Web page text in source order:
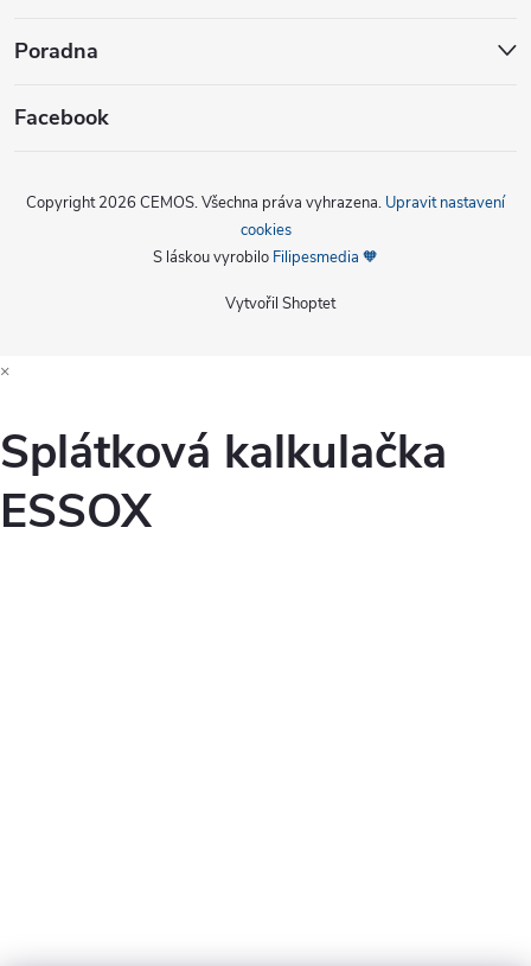
Poradna
Facebook
Vytvořil Shoptet
Copyright 2026 CEMOS. Všechna práva vyhrazena. Upravit nastavení
cookies
S láskou vyrobilo Filipesmedia 🧡
×
Splátková kalkulačka
ESSOX